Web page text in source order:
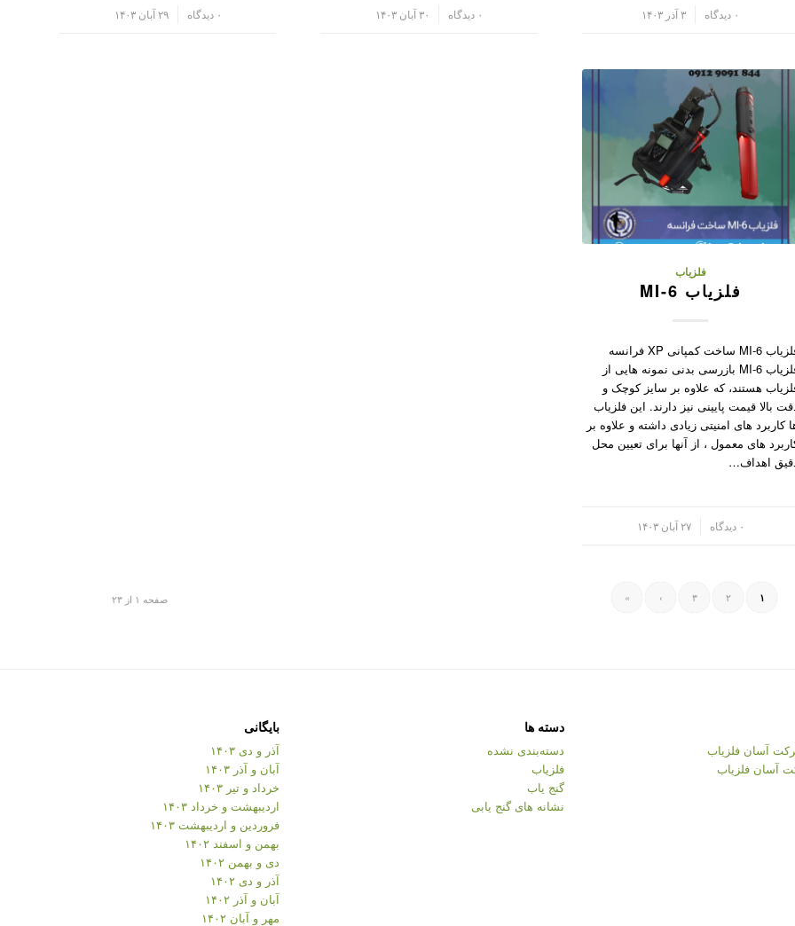
۰ دیدگاه ۳ آذر ۱۴۰۳ ۰ دیدگاه ۳۰ آبان ۱۴۰۳ ۰ دیدگاه ۲۹ آبان ۱۴۰۳
فلزیاب
فلزیاب MI-6
فلزیاب MI-6 ساخت کمپانی XP فرانسه
فلزیاب MI-6 بازرسی بدنی نمونه هایی از
هستند، که علاوه بر سایز کوچک و
بالا قیمت پایینی نیز دارند. این فلزیاب
کاربرد های امنیتی زیادی داشته و علاوه بر
های معمول ، از آنها برای تعیین محل
اهداف…
۰ دیدگاه ۲۷ آبان ۱۴۰۳
صفحه ۱ از ۲۳ ۱ ۲ ۳ ›
»
آسان فلزیاب
آسان فلزیاب
دسته ها
دسته‌بندی نشده
فلزیاب
گنج یاب
نشانه های گنج یابی
بایگانی
آذر و دی ۱۴۰۳
آبان و آذر ۱۴۰۳
خرداد و تیر ۱۴۰۳
اردیبهشت و خرداد ۱۴۰۳
فروردین و اردیبهشت ۱۴۰۳
بهمن و اسفند ۱۴۰۲
دی و بهمن ۱۴۰۲
آذر و دی ۱۴۰۲
آبان و آذر ۱۴۰۲
مهر و آبان ۱۴۰۲